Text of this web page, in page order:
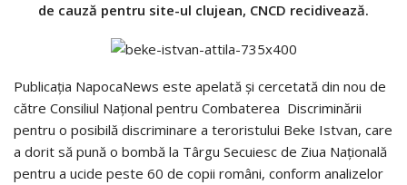
de cauză pentru site-ul clujean, CNCD recidivează.
Publicația NapocaNews este apelată și cercetată din nou de
către Consiliul Național pentru Combaterea Discriminării
pentru o posibilă discriminare a teroristului Beke Istvan, care
a dorit să pună o bombă la Târgu Secuiesc de Ziua Națională
pentru a ucide peste 60 de copii români, conform analizelor